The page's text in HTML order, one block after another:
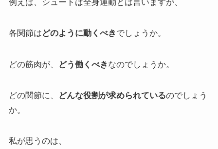
例えば、シュートは全身運動とは言いますが、
各関節はどのように動くべき でしょうか。
どの筋肉が、 どう働くべき なのでしょうか。
どの関節に、 どんな役割が求められているのでしょう
か。
私が思うのは、